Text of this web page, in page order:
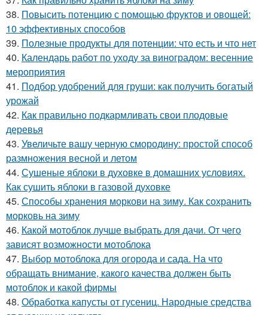
38. Повысить потенцию с помощью фруктов и овощей:
10 эффективных способов
39. Полезные продукты для потенции: что есть и что нет
40. Календарь работ по уходу за виноградом: весенние
мероприятия
41. Подбор удобрений для груши: как получить богатый
урожай
42. Как правильно подкармливать свои плодовые
деревья
43. Увеличьте вашу черную смородину: простой способ
размножения весной и летом
44. Сушеные яблоки в духовке в домашних условиях.
Как сушить яблоки в газовой духовке
45. Способы хранения моркови на зиму. Как сохранить
морковь на зиму
46. Какой мотоблок лучше выбрать для дачи. От чего
зависят возможности мотоблока
47. Выбор мотоблока для огорода и сада. На что
обращать внимание, какого качества должен быть
мотоблок и какой фирмы
48. Обработка капусты от гусениц. Народные средства